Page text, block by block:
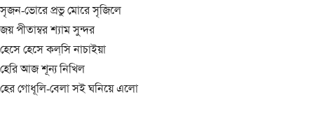
সৃজন-ভোরে প্রভু মোরে সৃজিলে
জয় পীতাম্বর শ্যাম সুন্দর
হেসে হেসে কল্‌সি নাচাইয়া
হেরি আজ শূন্য নিখিল
হের গোধূলি-বেলা সই ঘনিয়ে এলো